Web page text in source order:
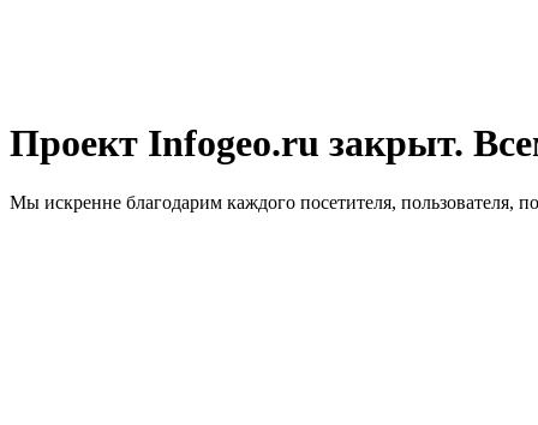
Проект Infogeo.ru закрыт.
Мы искренне благодарим каждого посетителя, пользователя,